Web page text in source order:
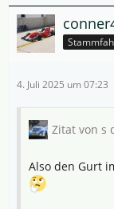
4. Juli 2025 um 07:23
Zitat von s
Also den Gurt